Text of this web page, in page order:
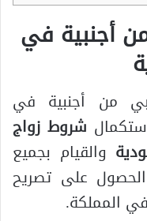
أجنبية في
من أجنبية في
شروط زواج
والقيام بجميع
على تصريح
المملكة.